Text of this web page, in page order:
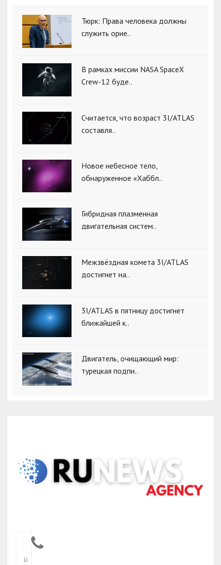
Тюрк: Права человека должны
служить орие..
В рамках миссии NASA SpaceX
Crew-12 буде..
Считается, что возраст 3I/ATLAS
составля..
Новое небесное тело,
обнаруженное «Хаббл..
Гибридная плазменная
двигательная систем..
Межзвёздная комета 3I/ATLAS
достигнет на..
3I/ATLAS в пятницу достигнет
ближайшей к..
Двигатель, очищающий мир:
турецкая подпи..
Ü